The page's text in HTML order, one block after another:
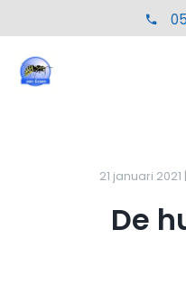
21 januari 2021 |
De